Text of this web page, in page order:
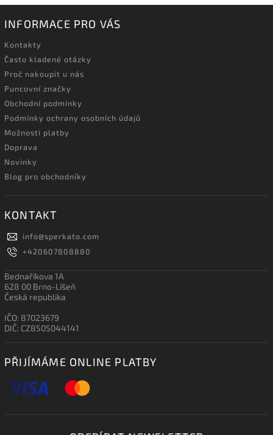
INFORMACE PRO VÁS
Kontakty
Často kladené otázky
Proč nakoupit u nás
Puncovní značky
Obchodní podmínky
Podmínky ochrany osobních údajů
Možnosti platby
Doprava
Novinky
Blog pro obchodníky
KONTAKT
info@sperkato.com
+420607808880
Bednaříkova 1A
628 00 Brno-Líšeň
Česká republika
IČO: 87023679
DIČ: CZ8505044141
PŘIJÍMÁME ONLINE PLATBY